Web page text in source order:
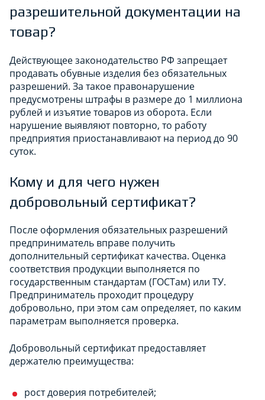
разрешительной документации на
товар?
Действующее законодательство РФ запрещает
продавать обувные изделия без обязательных
разрешений. За такое правонарушение
предусмотрены штрафы в размере до 1 миллиона
рублей и изъятие товаров из оборота. Если
нарушение выявляют повторно, то работу
предприятия приостанавливают на период до 90
суток.
Кому и для чего нужен
добровольный сертификат?
После оформления обязательных разрешений
предприниматель вправе получить
дополнительный сертификат качества. Оценка
соответствия продукции выполняется по
государственным стандартам (ГОСТам) или ТУ.
Предприниматель проходит процедуру
добровольно, при этом сам определяет, по каким
параметрам выполняется проверка.
Добровольный сертификат предоставляет
держателю преимущества:
рост доверия потребителей;